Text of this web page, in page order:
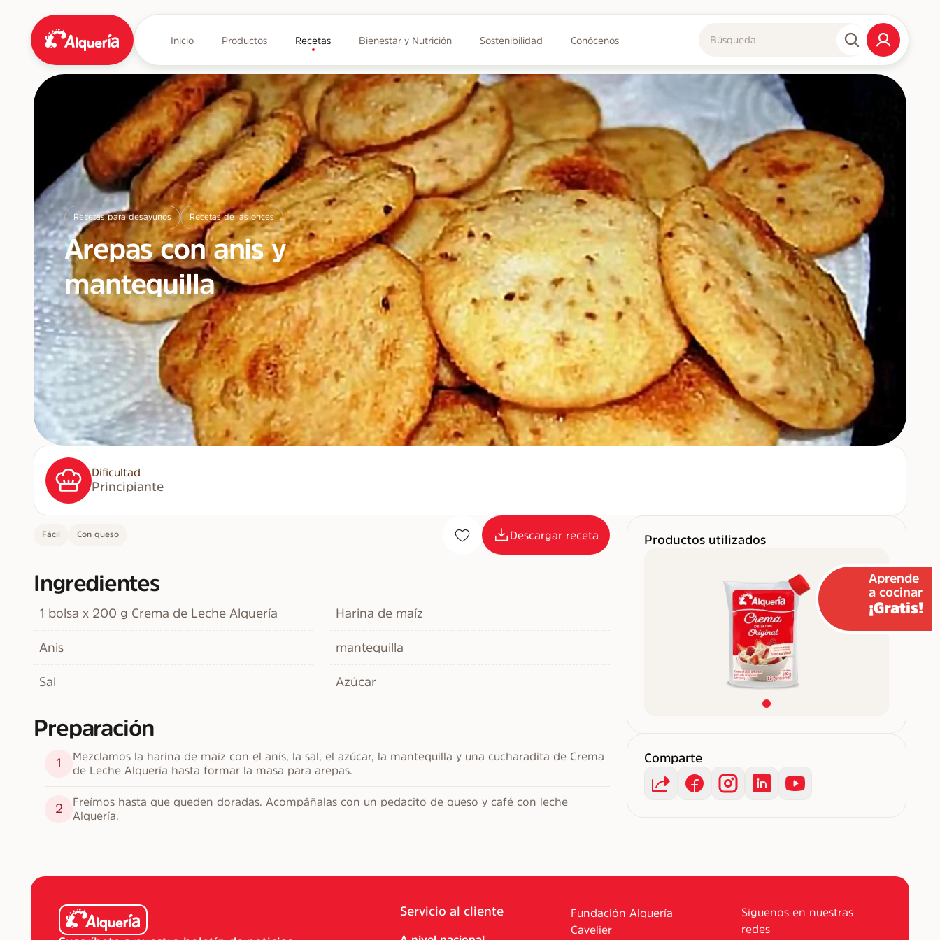
Inicio Productos Recetas Bienestar y Nutrición Sostenibilidad Conócenos
Recetas para desayunos Recetas de las onces
Arepas con anis y
mantequilla
Dificultad
Principiante
Fácil Con queso Descargar receta
Ingredientes
1 bolsa x 200 g Crema de Leche Alquería Harina de maíz
Anis mantequilla
Sal Azúcar
Preparación
1
Mezclamos la harina de maíz con el anís, la sal, el azúcar, la mantequilla y una cucharadita de Crema
de Leche Alquería hasta formar la masa para arepas.
2
Freímos hasta que queden doradas. Acompáñalas con un pedacito de queso y café con leche
Alquería.
Productos utilizados
Comparte
Servicio al cliente
Fundación Alquería
Cavelier
Síguenos en nuestras
redes
Aprende
a cocinar
¡Gratis!